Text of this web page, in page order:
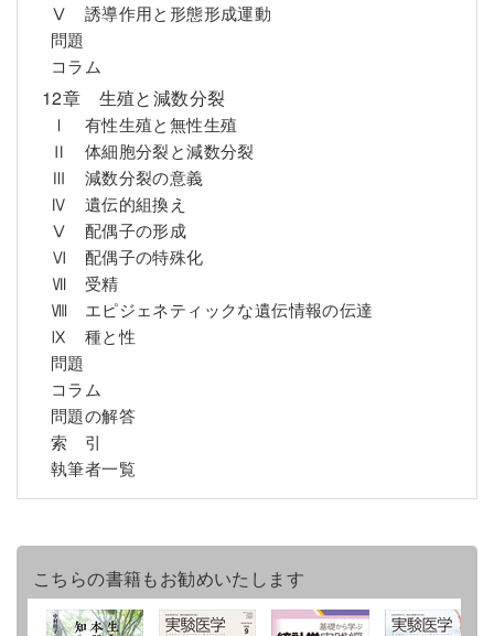
Ⅴ 誘導作用と形態形成運動
問題
コラム
12章 生殖と減数分裂
Ⅰ 有性生殖と無性生殖
Ⅱ 体細胞分裂と減数分裂
Ⅲ 減数分裂の意義
Ⅳ 遺伝的組換え
Ⅴ 配偶子の形成
Ⅵ 配偶子の特殊化
Ⅶ 受精
Ⅷ エピジェネティックな遺伝情報の伝達
Ⅸ 種と性
問題
コラム
問題の解答
索 引
執筆者一覧
こちらの書籍もお勧めいたします